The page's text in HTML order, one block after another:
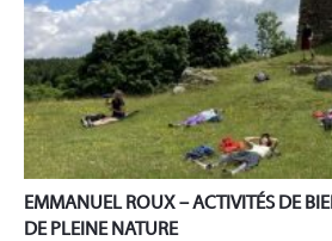
EMMANUEL ROUX – ACTIVITÉS DE
DE PLEINE NATURE